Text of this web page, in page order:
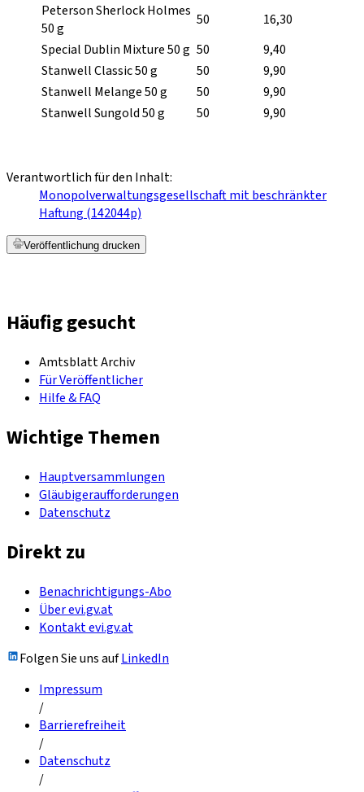
Peterson Sherlock Holmes
50 g
50
16,30
Special Dublin Mixture 50 g 50
9,40
Stanwell Classic 50 g
50
9,90
Stanwell Melange 50 g
50
9,90
Stanwell Sungold 50 g
50 9,90
Verantwortlich für den Inhalt:
Monopolverwaltungsgesellschaft mit beschränkter
Haftung (142044p)
Veröffentlichung drucken
Häufig gesucht
Amtsblatt Archiv
Für Veröffentlicher
Hilfe & FAQ
Wichtige Themen
Hauptversammlungen
Gläubigeraufforderungen
Datenschutz
Direkt zu
Benachrichtigungs-Abo
Über evi.gv.at
Kontakt evi.gv.at
Folgen Sie uns aufLinkedIn
Impressum
/
Barrierefreiheit
/
Datenschutz
/